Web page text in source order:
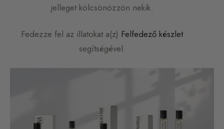
jelleget kölcsönözzön nekik.
Fedezze fel az illatokat a(z) Felfedező készlet
segítségével.